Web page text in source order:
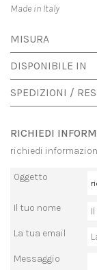
Made in Italy
MISURA
DISPONIBILE IN
SPEDIZIONI /
RICHIEDI
richiedi
Oggetto
Il tuo nome
La tua email
Messaggio